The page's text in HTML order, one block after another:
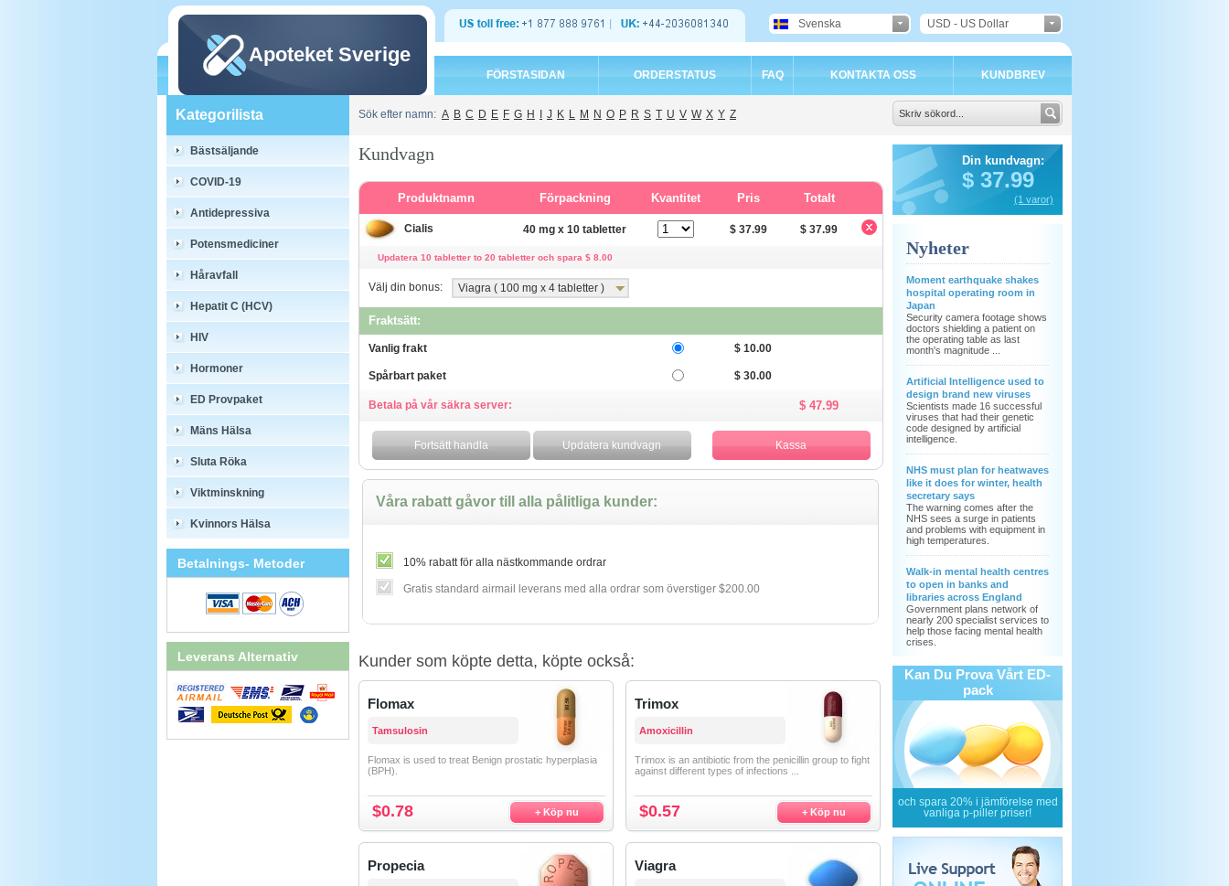
Apoteket Sverige
Svenska USD - US Dollar
FÖRSTASIDAN ORDERSTATUS FAQ KONTAKTA OSS KUNDBREV
Sök efter namn: A B C D E F G H J K L M N O P R S T U V W X Y Z
Kategorilista
Bästsäljande
COVID-19
Antidepressiva
Potensmediciner
Håravfall
Hepatit C (HCV)
HIV
Hormoner
ED Provpaket
Mäns Hälsa
Sluta Röka
Viktminskning
Kvinnors Hälsa
Betalnings- Metoder
Leverans Alternativ
Kundvagn
Produktnamn Förpackning Kvantitet Pris Totalt
Cialis 40 mg x 10 tabletter $ 37.99 $ 37.99
Updatera 10 tabletter to 20 tabletter och spara $ 8.00
Välj din bonus: Viagra ( 100 mg x 4 tabletter )
Fraktsätt:
Vanlig frakt $ 10.00
Spårbart paket $ 30.00
Betala på vår säkra server: $ 47.99
Våra rabatt gåvor till alla pålitliga kunder:
10% rabatt för alla nästkommande ordrar
Gratis standard airmail leverans med alla ordrar som överstiger $200.00
Kunder som köpte detta, köpte också:
Flomax
Tamsulosin
Flomax is used to treat Benign prostatic hyperplasia
(BPH).
$0.78 + Köp nu
Trimox
Amoxicillin
Trimox is an antibiotic from the penicillin group to fight
against different types of infections ...
$0.57 + Köp nu
Propecia Viagra
Din kundvagn:
$ 37.99
(1 varor)
Nyheter
Moment earthquake shakes
hospital operating room in
Japan
Security camera footage shows
doctors shielding a patient on
the operating table as last
month's magnitude ...
Artificial Intelligence used to
design brand new viruses
Scientists made 16 successful
viruses that had their genetic
code designed by artificial
intelligence.
NHS must plan for heatwaves
like it does for winter, health
secretary says
The warning comes after the
NHS sees a surge in patients
and problems with equipment in
high temperatures.
Walk-in mental health centres
to open in banks and
libraries across England
Government plans network of
nearly 200 specialist services to
help those facing mental health
crises.
Kan Du Prova Vårt ED-
pack
och spara 20%i jämförelse med
vanliga p-piller priser!